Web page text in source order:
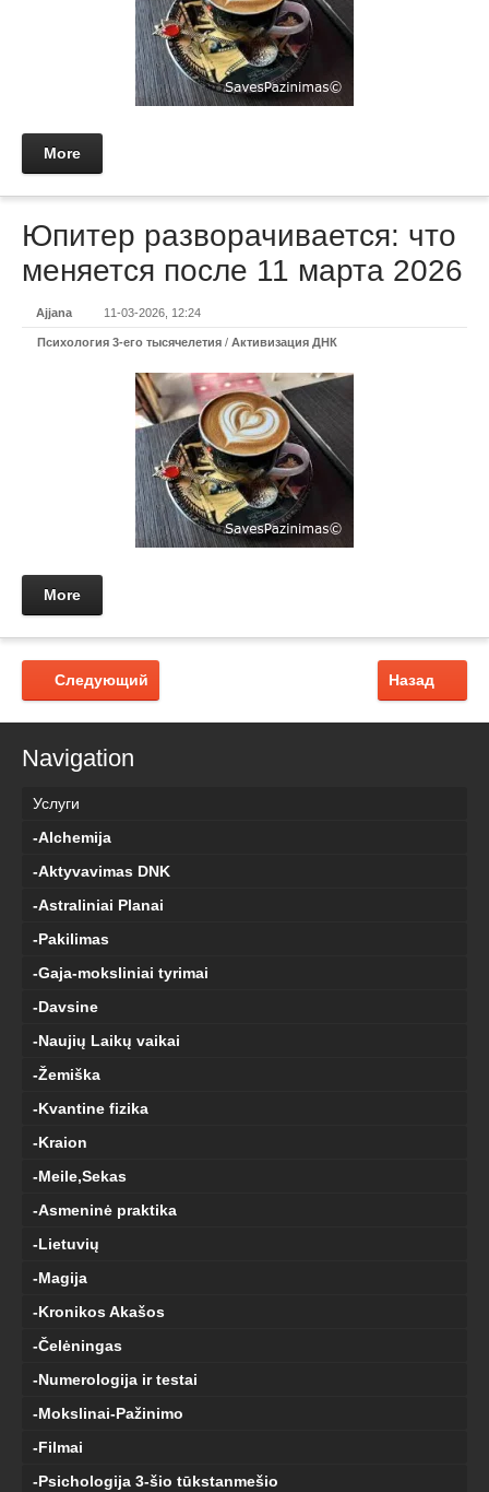
More
Юпитер разворачивается: что
меняется после 11 марта 2026
Ajjana 11-03-2026, 12:24
Психология 3-его тысячелетия / Активизация ДНК
More
Назад
Следующий
Navigation
Услуги
-Alchemija
-Aktyvavimas DNK
-Astraliniai Planai
-Pakilimas
-Gaja-moksliniai tyrimai
-Davsine
-Naujių Laikų vaikai
-Žemiška
-Kvantine fizika
-Kraion
-Meile,Sekas
-Asmeninė praktika
-Lietuvių
-Magija
-Kronikos Akašos
-Čelėningas
-Numerologija ir testai
-Mokslinai-Pažinimo
-Filmai
-Psichologija 3-šio tūkstanmešio